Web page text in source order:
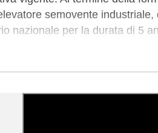
semovente industriale,
nazionale per la durata di 5
che operano già nel settore
SINALF (Sindacato
sulle attrezzature